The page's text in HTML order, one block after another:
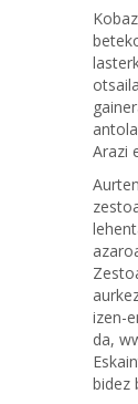
Arazi
izen-
da,
bidez